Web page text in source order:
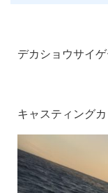
デカショウサイゲ
キャスティング